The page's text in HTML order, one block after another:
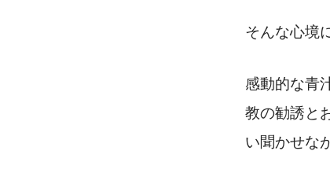
そんな心境
感動的な青
教の勧誘と
い聞かせな